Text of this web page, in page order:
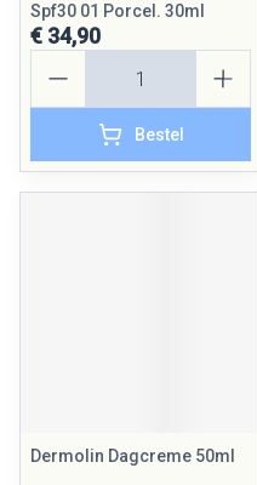
Spf30 01 Porcel. 30ml
€ 34,90
Bestel
Dermolin Dagcreme 50ml